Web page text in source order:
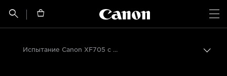
 
Canon Logo, back
Испытание Canon XF705 с Себастьяном Дево